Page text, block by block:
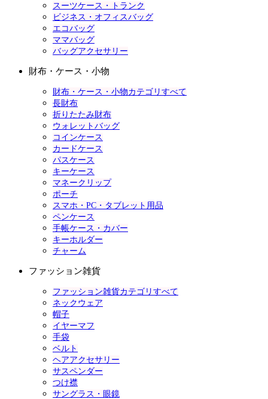
スーツケース・トランク
ビジネス・オフィスバッグ
エコバッグ
ママバッグ
バッグアクセサリー
財布・ケース・小物
財布・ケース・小物カテゴリすべて
長財布
折りたたみ財布
ウォレットバッグ
コインケース
カードケース
パスケース
キーケース
マネークリップ
ポーチ
スマホ・PC・タブレット用品
ペンケース
手帳ケース・カバー
キーホルダー
チャーム
ファッション雑貨
ファッション雑貨カテゴリすべて
ネックウェア
帽子
イヤーマフ
手袋
ベルト
ヘアアクセサリー
サスペンダー
つけ襟
サングラス・眼鏡